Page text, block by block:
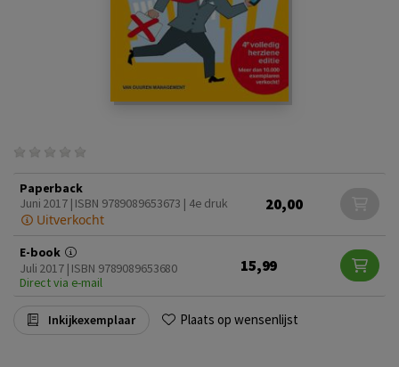
Paperback
Juni 2017 | ISBN 9789089653673 | 4e druk
Uitverkocht
20,00
E-book
Juli 2017 | ISBN 9789089653680
Direct via e-mail
15,99
Inkijkexemplaar Plaats op wensenlijst